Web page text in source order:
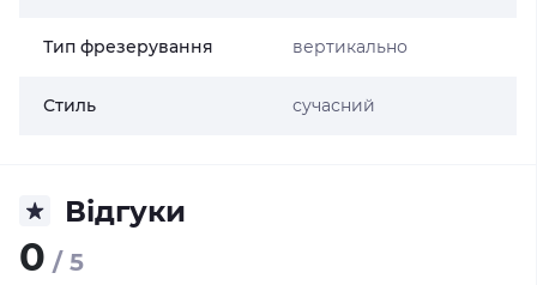
Тип фрезерування вертикально
Стиль сучасний
Відгуки
0 / 5